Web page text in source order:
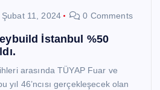
Şubat 11, 2024 0 Comments
İstanbul %50
arasında TÜYAP Fuar ve
yıl 46’ncısı gerçekleşecek olan